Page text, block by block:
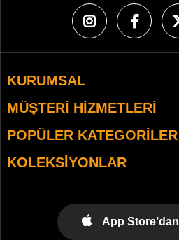
KURUMSAL
MÜŞTERI HIZMETLERI
POPÜLER KATEGORILER
KOLEKSIYONLAR
App Store’dan